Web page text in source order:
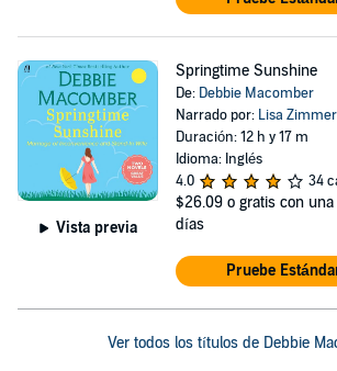
Vista previa
Springtime Sunshine
De: Debbie Macomber
Narrado por: Lisa
Duración: 12 h y 17 m
Idioma: Inglés
4.0
34
$26.09 o gratis con
días
Pruebe
Ver todos los títulos de Debbie